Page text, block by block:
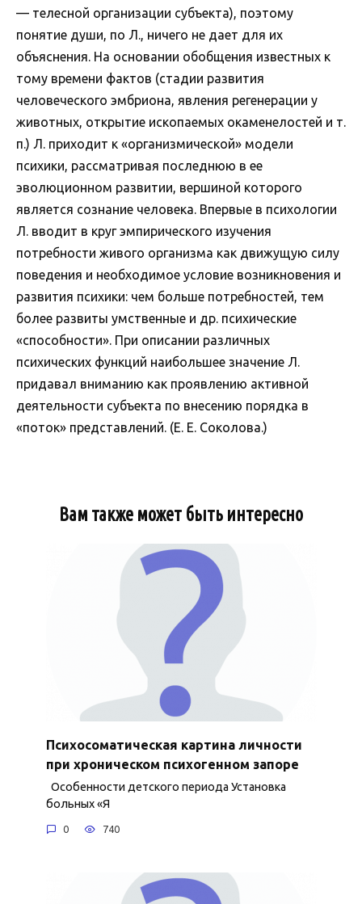
— телесной организации субъекта), поэтому
понятие души, по Л., ничего не дает для их
объяснения. На основании обобщения известных к
тому времени фактов (стадии развития
человеческого эмбриона, явления регенерации у
животных, открытие ископаемых окаменелостей и т.
п.) Л. приходит к «организмической» модели
психики, рассматривая последнюю в ее
эволюционном развитии, вершиной которого
является сознание человека. Впервые в психологии
Л. вводит в круг эмпирического изучения
потребности живого организма как движущую силу
поведения и необходимое условие возникновения и
развития психики: чем больше потребностей, тем
более развиты умственные и др. психические
«способности». При описании различных
психических функций наибольшее значение Л.
придавал вниманию как проявлению активной
деятельности субъекта по внесению порядка в
«поток» представлений. (Е. Е. Соколова.)
Вам также может быть интересно
Психосоматическая картина личности
при хроническом психогенном запоре
Особенности детского периода Установка
больных «Я
0 740